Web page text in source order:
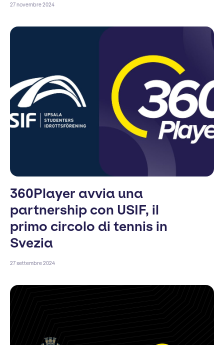
27 novembre 2024
360Player avvia una
partnership con USIF, il
primo circolo di tennis in
Svezia
27 settembre 2024